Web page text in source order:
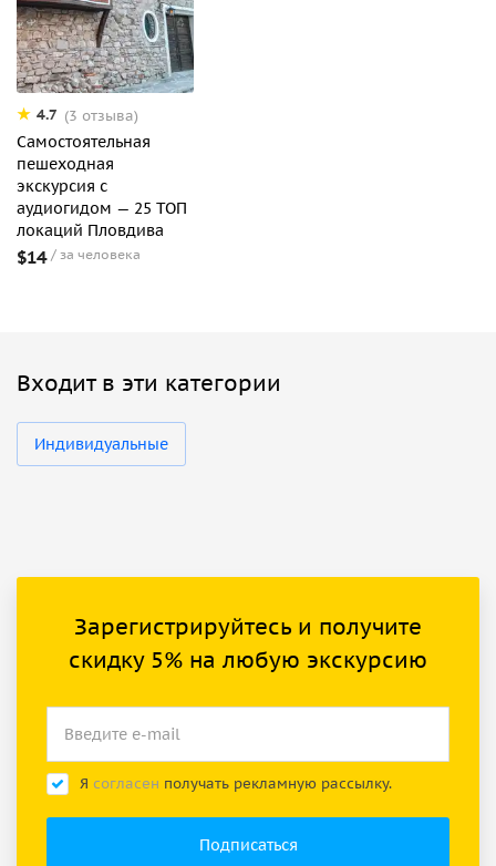
4.7 (3 отзыва)
Самостоятельная
пешеходная
экскурсия с
аудиогидом — 25 ТОП
локаций Пловдива
$14 за человека
Входит в эти категории
Индивидуальные
Зарегистрируйтесь и получите
скидку 5% на любую экскурсию
Я согласен получать рекламную рассылку.